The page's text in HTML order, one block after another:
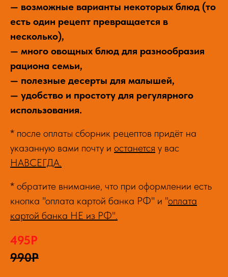
— возможные варианты некоторых блюд (то
есть один рецепт превращается в
несколько),
— много овощных блюд для разнообразия
рациона семьи,
— полезные десерты для малышей,
— удобство и простоту для регулярного
использования.
* после оплаты сборник рецептов придёт на
указанную вами почту и останется у вас
НАВСЕГДА.
* обратите внимание, что при оформлении есть
кнопка "оплата картой банка РФ" и "оплата
картой банка НЕ из РФ".
495Р
990Р